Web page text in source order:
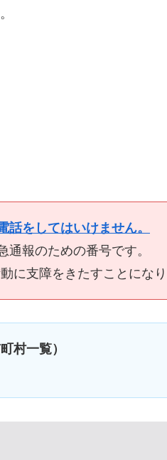
をしてはいけません。
報のための番号です。
に支障をきたすことになり
村一覧）